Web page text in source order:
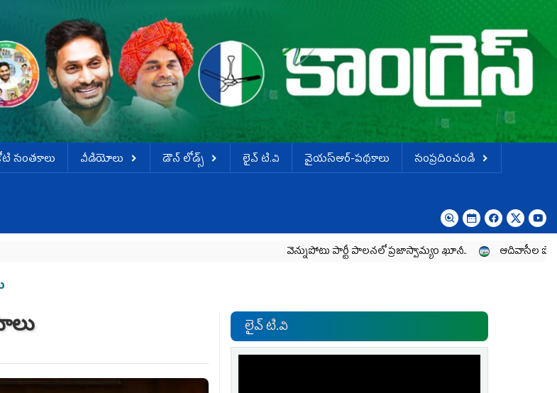
సంత‌కాలు వీడియోలు డౌన్ లోడ్స్ లైవ్ టి.వి వైయస్ఆర్-పథకాలు
సంప్రదించండి
వెన్నుపోటు పార్టీ పాలనలో ప్రజాస్వామ్యం ఖూనీ.. ఆదివాసీల పోరాటానికి
లైవ్ టి.వి